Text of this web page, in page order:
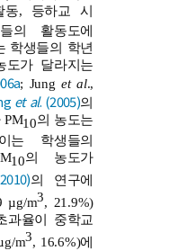
동, 등하교 시
의 활동도에
학생들의 학년
도가 달라지는
; Junget al.,
et al. (2005)의
PM10의 농도는
는 학생들의
10의 농도가
의 연구에
µg/m3, 21.9%)
과율이 중학교
m3, 16.6%)에